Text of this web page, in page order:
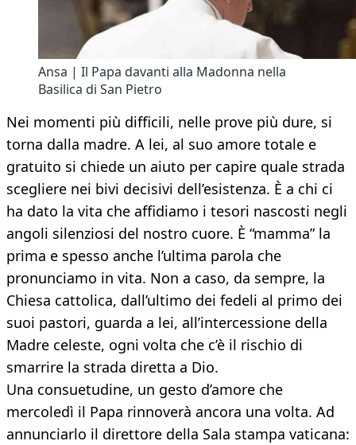
Ansa | Il Papa davanti alla Madonna nella
Basilica di San Pietro
Nei momenti più difficili, nelle prove più dure, si
torna dalla madre. A lei, al suo amore totale e
gratuito si chiede un aiuto per capire quale strada
scegliere nei bivi decisivi dell’esistenza. È a chi ci
ha dato la vita che affidiamo i tesori nascosti negli
angoli silenziosi del nostro cuore. È “mamma” la
prima e spesso anche l’ultima parola che
pronunciamo in vita. Non a caso, da sempre, la
Chiesa cattolica, dall’ultimo dei fedeli al primo dei
suoi pastori, guarda a lei, all’intercessione della
Madre celeste, ogni volta che c’è il rischio di
smarrire la strada diretta a Dio.
Una consuetudine, un gesto d’amore che
mercoledì il Papa rinnoverà ancora una volta. Ad
annunciarlo il direttore della Sala stampa vaticana: